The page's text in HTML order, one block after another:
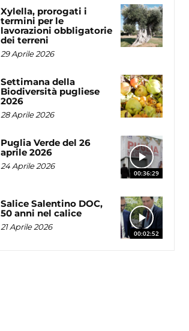
Xylella, prorogati i
termini per le
lavorazioni obbligatorie
dei terreni
29 Aprile 2026
Settimana della
Biodiversità pugliese
2026
28 Aprile 2026
00:36:29
Puglia Verde del 26
aprile 2026
24 Aprile 2026
00:02:52
Salice Salentino DOC,
50 anni nel calice
21 Aprile 2026